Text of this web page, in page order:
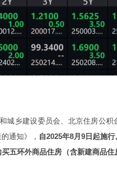
城乡建设委员会、北京住房公
通知》， 自2025年8月9日起施
五环外商品住房（含新建商品